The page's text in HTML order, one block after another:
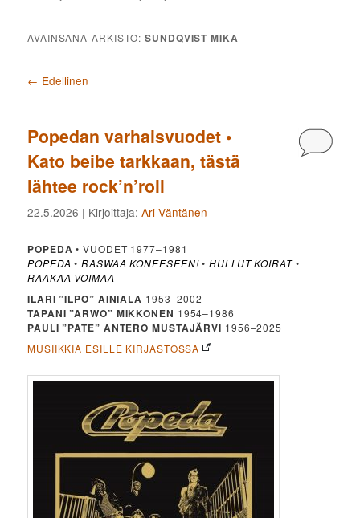
AVAINSANA-ARKISTO:SUNDQVIST MIKA
Artikkelien selaus
← Edellinen
Popedan varhaisvuodet •
Kato beibe tarkkaan, tästä
lähtee rock’n’roll
22.5.2026 | Kirjoittaja:Ari Väntänen
POPEDA • VUODET 1977–1981
POPEDA •RASWAA KONEESEEN!•HULLUT KOIRAT•
RAAKAA VOIMAA
ILARI ”ILPO” AINIALA 1953–2002
TAPANI ”ARWO” MIKKONEN 1954–1986
PAULI ”PATE” ANTERO MUSTAJÄRVI 1956–2025
MUSIIKKIA ESILLE KIRJASTOSSA